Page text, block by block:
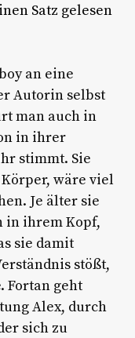
Satz gelesen
an eine
Autorin selbst
man auch in
in ihrer
stimmt. Sie
wäre viel
Je älter sie
in ihrem Kopf,
sie damit
stößt,
Fortan geht
Alex, durch
sich zu